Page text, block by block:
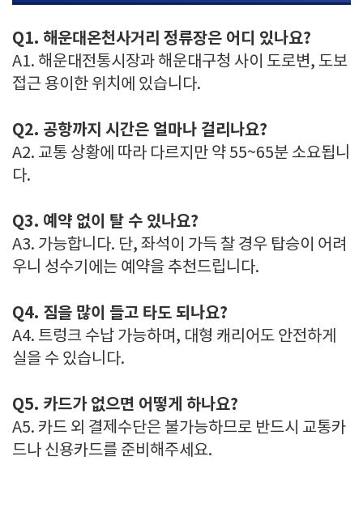
Q1. 해운대온천사거리 정류장은 어디 있나요?
A1. 해운대전통시장과 해운대구청 사이 도로변, 도보
접근 용이한 위치에 있습니다.
Q2. 공항까지 시간은 얼마나 걸리나요?
A2. 교통 상황에 따라 다르지만 약 55~65분 소요됩니
다.
Q3. 예약 없이 탈 수 있나요?
A3. 가능합니다. 단, 좌석이 가득 찰 경우 탑승이 어려
우니 성수기에는 예약을 추천드립니다.
Q4. 짐을 많이 들고 타도 되나요?
A4. 트렁크 수납 가능하며, 대형 캐리어도 안전하게
실을 수 있습니다.
Q5. 카드가 없으면 어떻게 하나요?
A5. 카드 외 결제수단은 불가능하므로 반드시 교통카
드나 신용카드를 준비해주세요.